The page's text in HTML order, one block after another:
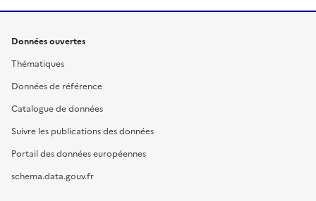
Données ouvertes
Thématiques
Données de référence
Catalogue de données
Suivre les publications des données
Portail des données européennes
schema.data.gouv.fr